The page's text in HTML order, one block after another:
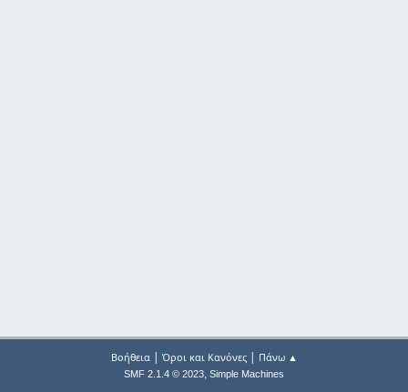
Βοήθεια| Όροι και Κανόνες| Πάνω ▲
SMF 2.1.4 © 2023, Simple Machines